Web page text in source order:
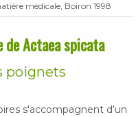
médicale, Boiron 1998
Actaea spicata
poignets
s'accompagnent d'un